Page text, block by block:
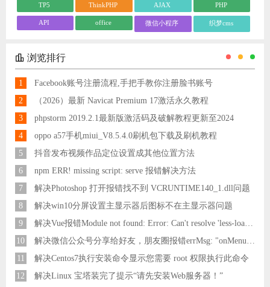
TP5 ThinkPHP AJAX PHP
API office 微信小程序 织梦cms
浏览排行
1
Facebook账号注册流程,手把手教你注册脸书账号
2
（2026）最新 Navicat Premium 17激活永久教程
3
phpstorm 2019.2.1最新版激活码及破解教程更新至2024
4
oppo a57手机miui_V8.5.4.0刷机包下载及刷机教程
5
抖音发布视频作品定位设置成其他位置方法
6
npm ERR! missing script: serve 报错解决方法
7
解决Photoshop 打开报错找不到 VCRUNTIME140_1.dll问题
8
解决win10分屏设置主显示器后图标不在主显示器问题
9
解决Vue报错Module not found: Error: Can't resolve 'less-loader' in 'C:\Users\Hm\Desktop\vue\vue_shop'问题
10
11
解决Centos7执行安装命令显示您需要 root 权限执行此命令
12
解决Linux 宝塔装完了提示“请先安装Web服务器！”